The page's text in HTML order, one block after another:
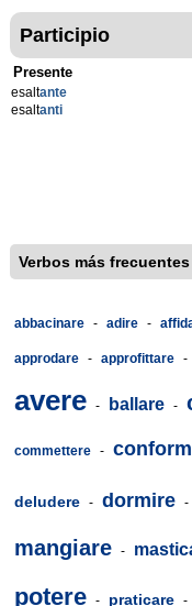
Participio
Presente
esaltante
esaltanti
Verbos más frecuentes
abbacinare - adire -
approdare - approfittare -
avere - ballare -
commettere -
deludere - dormire -
mangiare -
potere - praticare -